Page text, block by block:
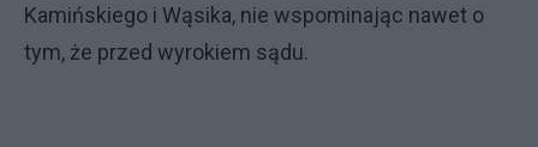
Kamińskiego i Wąsika, nie wspominając nawet o
tym, że przed wyrokiem sądu.